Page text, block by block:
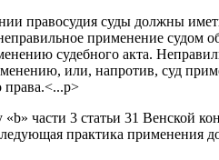
правосудия суды должны
применение судом
судебного акта.
или, напротив, суд
права.<...p>
«b» части 3 статьи 31 Венской
практика применения